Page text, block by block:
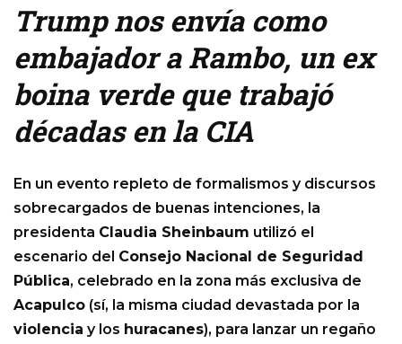
Trump nos envía como
embajador a Rambo, un ex
boina verde que trabajó
décadas en la CIA
En un evento repleto de formalismos y discursos
sobrecargados de buenas intenciones, la
presidenta Claudia Sheinbaum utilizó el
escenario del Consejo Nacional de Seguridad
Pública, celebrado en la zona más exclusiva de
Acapulco (sí, la misma ciudad devastada por la
violencia y los huracanes), para lanzar un regaño